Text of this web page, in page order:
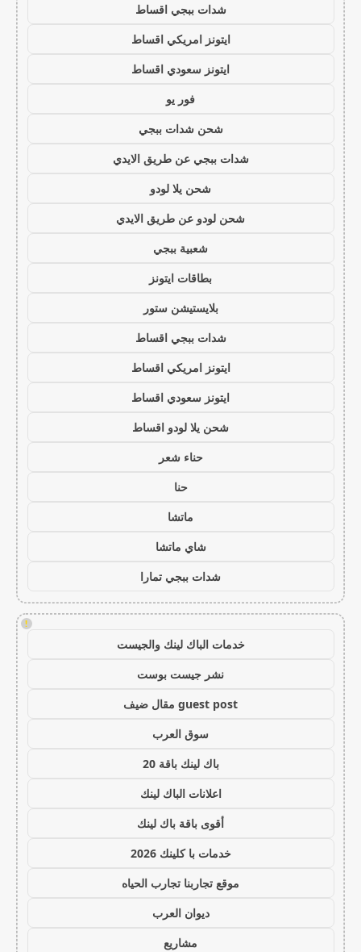
شدات ببجي اقساط
ايتونز امريكي اقساط
ايتونز سعودي اقساط
فور يو
شحن شدات ببجي
شدات ببجي عن طريق الايدي
شحن يلا لودو
شحن لودو عن طريق الايدي
شعبية ببجي
بطاقات ايتونز
بلايستيشن ستور
شدات ببجي اقساط
ايتونز امريكي اقساط
ايتونز سعودي اقساط
شحن يلا لودو اقساط
حناء شعر
حنا
ماتشا
شاي ماتشا
شدات ببجي تمارا
!
خدمات الباك لينك والجيست
نشر جيست بوست
guest post مقال ضيف
سوق العرب
باك لينك باقة 20
اعلانات الباك لينك
أقوى باقة باك لينك
خدمات با كلينك 2026
موقع تجاربنا تجارب الحياه
ديوان العرب
مشاريع